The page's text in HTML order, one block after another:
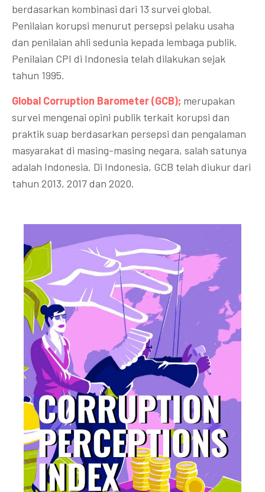
berdasarkan kombinasi dari 13 survei global.
Penilaian korupsi menurut persepsi pelaku usaha
dan penilaian ahli sedunia kepada lembaga publik.
Penilaian CPI di Indonesia telah dilakukan sejak
tahun 1995.
Global Corruption Barometer (GCB); merupakan
survei mengenai opini publik terkait korupsi dan
praktik suap berdasarkan persepsi dan pengalaman
masyarakat di masing-masing negara, salah satunya
adalah Indonesia. Di Indonesia, GCB telah diukur dari
tahun 2013, 2017 dan 2020.